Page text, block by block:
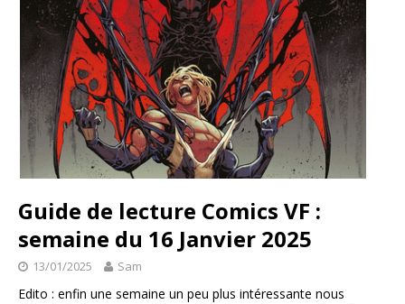
Guide de lecture Comics VF :
semaine du 16 Janvier 2025
13/01/2025 Sam
Edito : enfin une semaine un peu plus intéressante nous